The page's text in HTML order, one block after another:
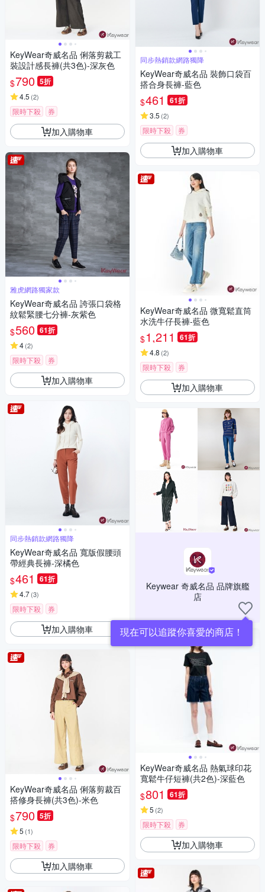
KeyWear奇威名品 俐落剪裁工
裝設計感長褲(共3色)-深灰色
$790 5折
4.5 (2)
限時下殺 券
加入購物車
雅虎網路獨家款
KeyWear奇威名品 誇張口袋格
紋鬆緊腰七分褲-灰紫色
$560 61折
4(2)
限時下殺 券
加入購物車
同步熱銷款網路獨降
KeyWear奇威名品 寬版假腰頭
帶經典長褲-深橘色
$461 61折
4.7(3)
限時下殺 券
加入購物車
KeyWear奇威名品 俐落剪裁百
搭修身長褲(共3色)-米色
$790 5折
5 (1)
限時下殺 券
加入購物車
同步熱銷款網路獨降
KeyWear奇威名品 裝飾口袋百
搭合身長褲-藍色
$461 61折
3.5 (2)
限時下殺 券
加入購物車
KeyWear奇威名品 微寬鬆直筒
水洗牛仔長褲-藍色
$1,211 61折
4.8 (2)
限時下殺 券
加入購物車
Keywear 奇威名品 品牌旗艦
店
現在可以追蹤你喜愛的商店！
KeyWear奇威名品 熱氣球印花
寬鬆牛仔短褲(共2色)-深藍色
$801 61折
5 (2)
限時下殺 券
加入購物車